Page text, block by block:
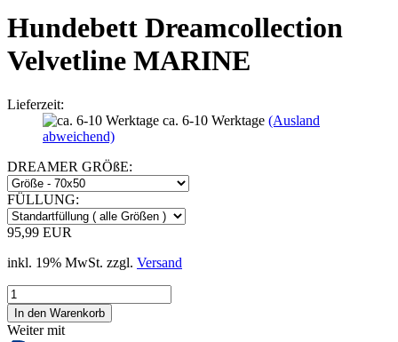
Hundebett Dreamcollection
Velvetline MARINE
Lieferzeit:
ca. 6-10 Werktage (Ausland
abweichend)
DREAMER GRÖßE:
FÜLLUNG:
95,99 EUR
inkl. 19% MwSt. zzgl. Versand
Weiter mit